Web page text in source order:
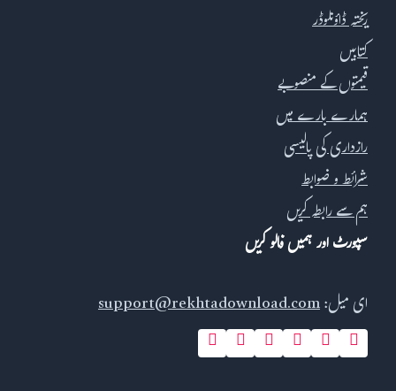
ریختہ ڈاؤنلوڈر
کتابیں
قیمتوں کے منصوبے
ہمارے بارے میں
رازداری کی پالیسی
شرائط و ضوابط
ہم سے رابطہ کریں
سپورٹ اور ہمیں فالو کریں
ای میل:support@rekhtadownload.com